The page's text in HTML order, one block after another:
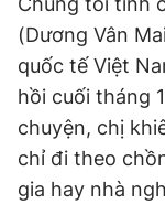
Tổng biên tập:
Phó tổng biên tập
Phó tổng biên tập:
Phó tổng biên tập:
Tổng thư ký tòa
Giấy phép xuất
© 2003-2026 Bản
chép dưới mọi
bản. Phát triển bởi
(Dương Vân
quốc tế Việt
hồi cuối tháng
chuyện, chị
chỉ đi theo
gia hay nhà